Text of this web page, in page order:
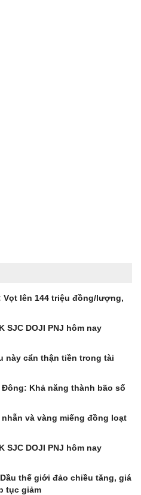
Vọt lên 144 triệu đồng/lượng,
SJC DOJI PNJ hôm nay
này cẩn thận tiền trong tài
Khả năng thành bão số
và vàng miếng đồng loạt
SJC DOJI PNJ hôm nay
thế giới đảo chiều tăng, giá
tục giảm